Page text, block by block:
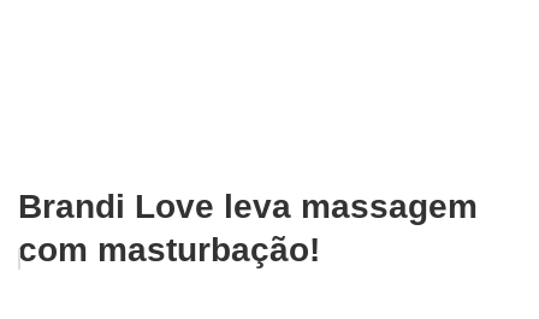
Brandi Love leva massagem
com masturbação!